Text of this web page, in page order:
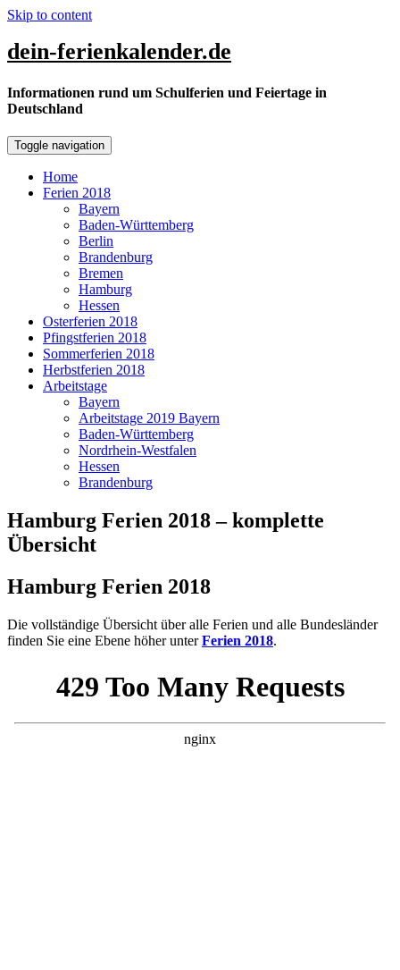
Skip to content
dein-ferienkalender.de
Informationen rund um Schulferien und Feiertage in
Deutschland
Toggle navigation
Home
Ferien 2018
Bayern
Baden-Württemberg
Berlin
Brandenburg
Bremen
Hamburg
Hessen
Osterferien 2018
Pfingstferien 2018
Sommerferien 2018
Herbstferien 2018
Arbeitstage
Bayern
Arbeitstage 2019 Bayern
Baden-Württemberg
Nordrhein-Westfalen
Hessen
Brandenburg
Hamburg Ferien 2018 – komplette
Übersicht
Hamburg Ferien 2018
Die vollständige Übersicht über alle Ferien und alle Bundesländer
finden Sie eine Ebene höher unterFerien 2018.